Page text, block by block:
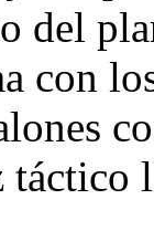
del
con